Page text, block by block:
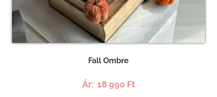
Fall Ombre
Ár:18 990 Ft